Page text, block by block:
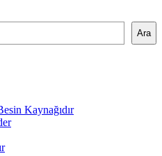
Ara
Kaynağıdır